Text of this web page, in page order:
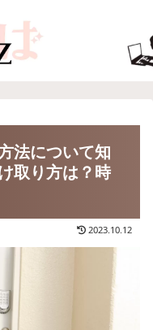
法について知
取り方は？時
2023.10.12